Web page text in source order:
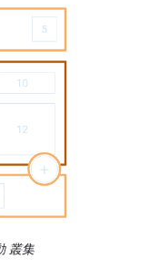
叢集